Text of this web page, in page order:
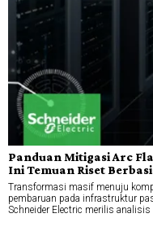
Panduan Mitigasi Arc
Ini Temuan Riset
Transformasi masif menuju
pembaruan pada infrastruktur
Schneider Electric merilis